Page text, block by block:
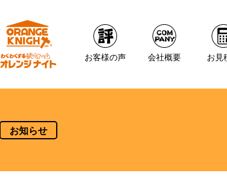
お客様の声 会社概要 お見
お知らせ